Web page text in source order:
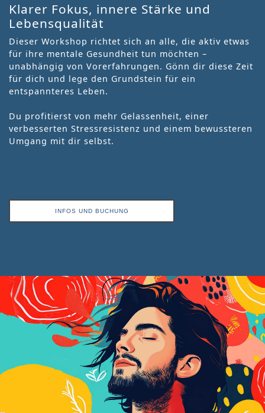
Klarer Fokus, innere Stärke und
Lebensqualität
Dieser Workshop richtet sich an alle, die aktiv etwas
für ihre mentale Gesundheit tun möchten –
unabhängig von Vorerfahrungen. Gönn dir diese Zeit
für dich und lege den Grundstein für ein
entspannteres Leben.
Du profitierst von mehr Gelassenheit, einer
verbesserten Stressresistenz und einem bewussteren
Umgang mit dir selbst.
INFOS UND BUCHUNG